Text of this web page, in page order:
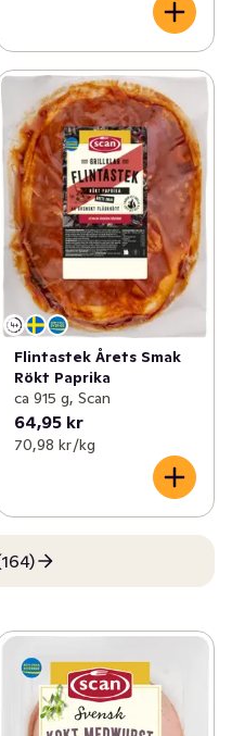
Flintastek Årets Smak
Rökt Paprika
ca 915 g, Scan
64,95 kr
70,98 kr /kg